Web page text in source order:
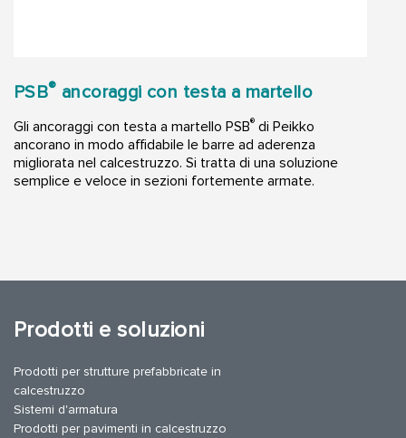
PSB® ancoraggi con testa a martello
Gli ancoraggi con testa a martello PSB® di Peikko
ancorano in modo affidabile le barre ad aderenza
migliorata nel calcestruzzo. Si tratta di una soluzione
semplice e veloce in sezioni fortemente armate.
Prodotti e soluzioni
Prodotti per strutture prefabbricate in
calcestruzzo
Sistemi d'armatura
Prodotti per pavimenti in calcestruzzo